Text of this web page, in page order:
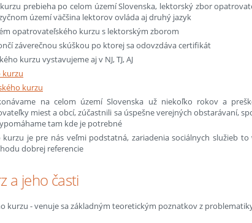
prebieha po celom území Slovenska, lektorský zbor
území väčšina lektorov ovláda aj druhý jazyk
opatrovateľského kurzu s lektorským zborom
záverečnou skúškou po ktorej sa odovzdáva certifikát
kurzu vystavujeme aj v NJ, TJ, AJ
kurzu
kurzu
na celom území Slovenska už niekoľko rokov a
miest a obcí, zúčastnili sa úspešne verejných obstarávaní,
tam kde je potrebné
je pre nás veľmi podstatná, zariadenia sociálnych služieb to
dobrej referencie
a jeho časti
kurzu - venuje sa základným teoretickým poznatkov z